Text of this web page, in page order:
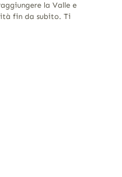
la Valle e
fin da subito. Ti